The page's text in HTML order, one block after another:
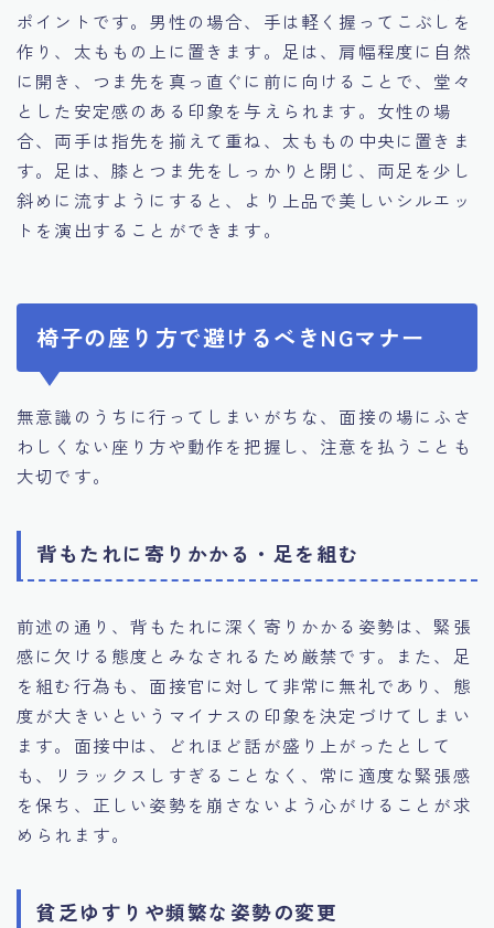
ポイントです。男性の場合、手は軽く握ってこぶしを
作り、太ももの上に置きます。足は、肩幅程度に自然
に開き、つま先を真っ直ぐに前に向けることで、堂々
とした安定感のある印象を与えられます。女性の場
合、両手は指先を揃えて重ね、太ももの中央に置きま
す。足は、膝とつま先をしっかりと閉じ、両足を少し
斜めに流すようにすると、より上品で美しいシルエッ
トを演出することができます。
椅子の座り方で避けるべきNGマナー
無意識のうちに行ってしまいがちな、面接の場にふさ
わしくない座り方や動作を把握し、注意を払うことも
大切です。
背もたれに寄りかかる・足を組む
前述の通り、背もたれに深く寄りかかる姿勢は、緊張
感に欠ける態度とみなされるため厳禁です。また、足
を組む行為も、面接官に対して非常に無礼であり、態
度が大きいというマイナスの印象を決定づけてしまい
ます。面接中は、どれほど話が盛り上がったとして
も、リラックスしすぎることなく、常に適度な緊張感
を保ち、正しい姿勢を崩さないよう心がけることが求
められます。
貧乏ゆすりや頻繁な姿勢の変更